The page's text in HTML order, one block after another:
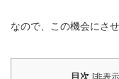
なので、この機会にさ
目次 [非表示